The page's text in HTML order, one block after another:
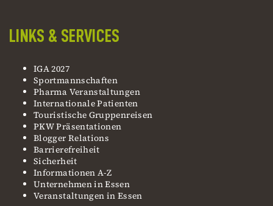
LINKS & SERVICES
IGA 2027
Sportmannschaften
Pharma Veranstaltungen
Internationale Patienten
Touristische Gruppenreisen
PKW Präsentationen
Blogger Relations
Barrierefreiheit
Sicherheit
Informationen A-Z
Unternehmen in Essen
Veranstaltungen in Essen